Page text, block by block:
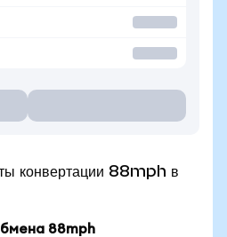
конвертации 88mph в
88mph